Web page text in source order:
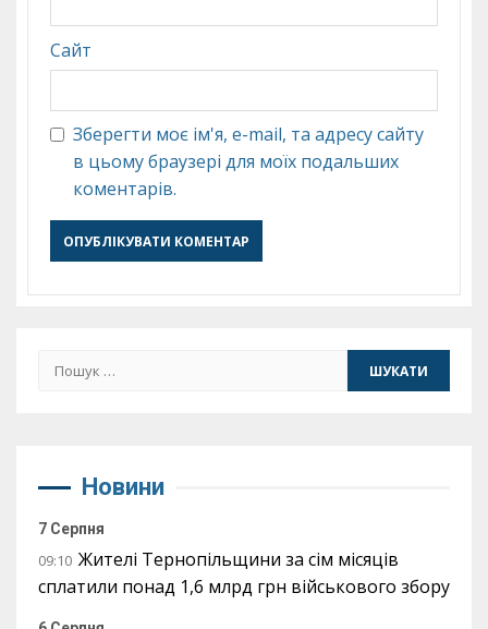
Сайт
Зберегти моє ім'я, e-mail, та адресу сайту
в цьому браузері для моїх подальших
коментарів.
Пошук:
Новини
7 Серпня
09:10 Жителі Тернопільщини за сім місяців
сплатили понад 1,6 млрд грн військового збору